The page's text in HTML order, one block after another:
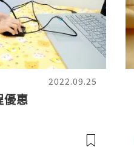
2022.09.25
惠